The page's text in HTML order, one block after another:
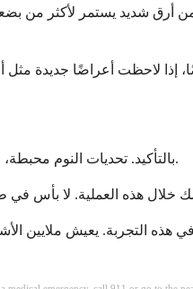
من أرق شديد يستمر لأكثر من
بالتأكيد. تحديات النوم محبطة، لكنها لا يجب أن تحدد أيامك. الكثير من الناس يتغلبون على مشاكل النوم المرتبطة بالأدوية ويخرجون من الجانب الآخر وهم يشعرون بالراحة والصحة مرة أخرى.
التجربة. يعيش ملايين